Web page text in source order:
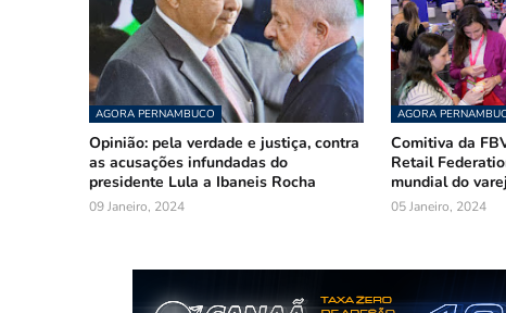
AGORA PERNAMBUCO
Opinião: pela verdade e justiça, contra
as acusações infundadas do
presidente Lula a Ibaneis Rocha
09 Janeiro, 2024
AGORA
Comitiva da
Retail
mundial do
05 Janeiro, 2024